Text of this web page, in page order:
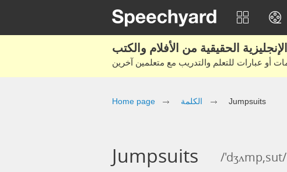
Home page الكلمة Jumpsuits
Jumpsuits /'dʒʌmp,sut/